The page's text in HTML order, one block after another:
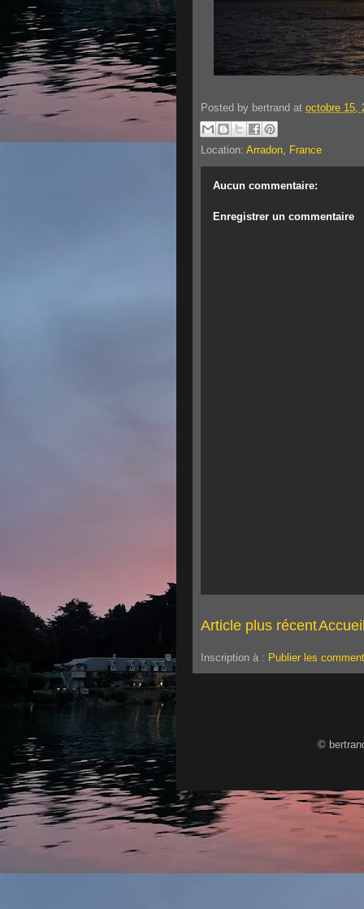
Posted by bertrand at octobre 15,
Location: Arradon, France
Aucun commentaire:
Enregistrer un commentaire
Article plus récent
Inscription à : Publier les
©